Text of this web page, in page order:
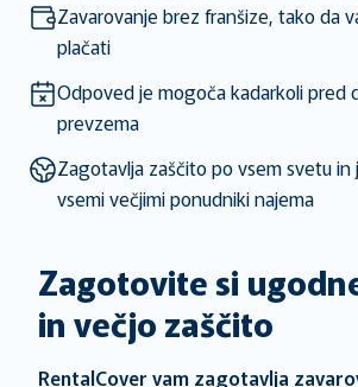
question
mark
key
to
the
keyboard
changing
dates.
the
Zavarovanje brez franšize, tako da
plačati
Odpoved je mogoča kadarkoli pred
prevzema
Zagotavlja zaščito po vsem svetu in
vsemi večjimi ponudniki najema
Zagotovite si
in večjo zaščito
RentalCover vam zagotavlja